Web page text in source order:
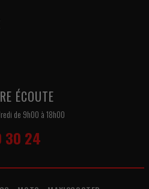
ÉCOUTE
de 9h00 à 18h00
30 24